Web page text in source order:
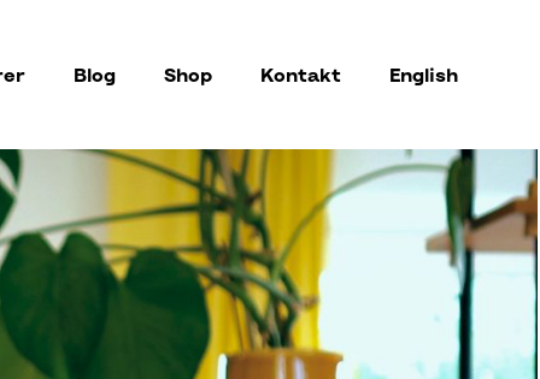
Blog Shop Kontakt English